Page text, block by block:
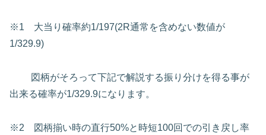
※1 大当り確率約1/197(2R通常を含めない数値が
1/329.9)
図柄がそろって下記で解説する振り分けを得る事が
出来る確率が1/329.9になります。
※2 図柄揃い時の直行50%と時短100回での引き戻し率